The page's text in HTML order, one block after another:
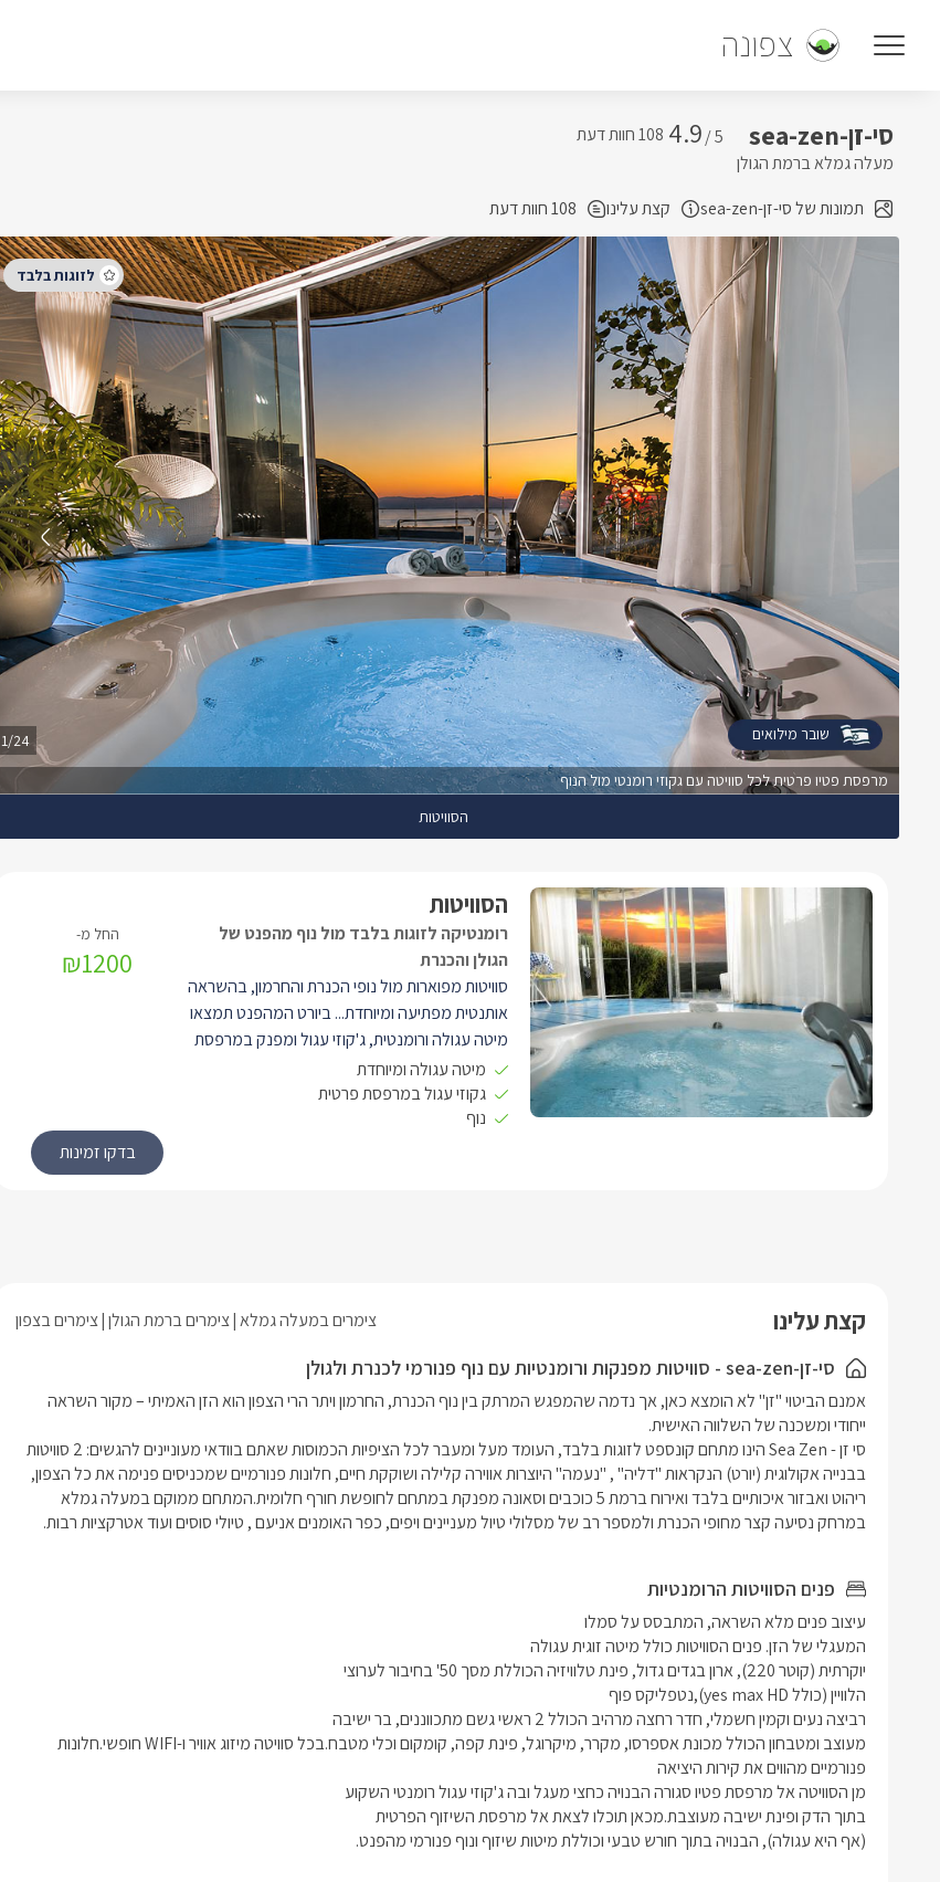
צפונה
סי-זן-sea-zen 5 /
4.9
מעלה גמלא ברמת הגולן
תמונות של סי-זן-sea-zen
קצת עלינו 108 חוות דעת
מרפסת פטיו פרטית לכל סוויטה עם גקוזי רומנטי מול הנוף
1/24
הסוויטות
שובר מילואים
הסוויטות
רומנטיקה לזוגות בלבד מול נוף מהפנט של
הגולן והכנרת
סוויטות מפוארות מול נופי הכנרת והחרמון, בהשראה
אותנטית מפתיעה ומיוחדת...ביורט המהפנט תמצאו
מיטה עגולה ורומנטית, ג'קוזי עגול ומפנק במרפסת
עץ מול הנוף ושקיעות מרהיבות מעל הכנרת וסאונה
מדהימה לחופשה חלומית ומפנקת במיוחד.
), פוף רביצה נעים וקמין חשמלי, חדר
רחצה מרהיב הכולל 2 ראשי גשם מתכווננים, בר
ישיבה מעוצב ומטבחון הכולל מכונת אספרסו,
מקרר, מיקרוגל, פינת קפה, קומקום וכלי מטבח.
בסוויטות מיזוג אוויר ו-
מיטה עגולה ומיוחדת
גקוזי עגול במרפסת פרטית
נוף
₪1200
קצת עלינו צימרים במעלה גמלא צימרים ברמת הגולן צימרים בצפון
סי-זן-sea-zen - סוויטות מפנקות ורומנטיות עם נוף פנורמי לכנרת ולגולן
במרחק נסיעה קצר מחופי הכנרת ולמספר רב של מסלולי טיול מעניינים ויפים, כפר האומנים אניעם , טיולי סוסים ועוד אטרקציות רבות.
פנים הסוויטות הרומנטיות
(אף היא עגולה), הבנויה בתוך חורש טבעי וכוללת מיטות שיזוף ונוף פנורמי מהפנט.